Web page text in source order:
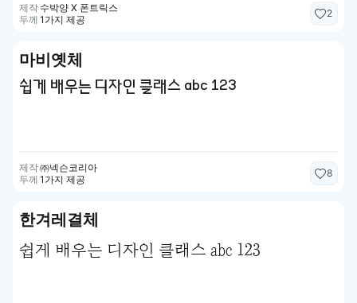
제작 수박양 X 폰트릭스
두께 1가지 제공
2
마비옛체
쉽게 배우는 디자인 클래스 abc 123
제작㈜넥슨코리아
두께 1가지 제공
8
한겨레결체
쉽게 배우는 디자인 클래스 abc 123